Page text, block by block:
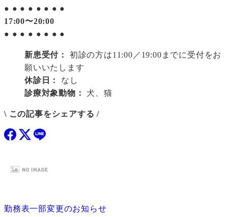
● ● ● ● ● ● ● ●
17:00〜20:00
● ● ● ● ● ● ● ●
新患受付：
初診の方は11:00／19:00までに受付をお
願いいたします
休診日：
なし
診療対象動物：
犬、猫
\ この記事をシェアする /
勤務表一部変更のお知らせ